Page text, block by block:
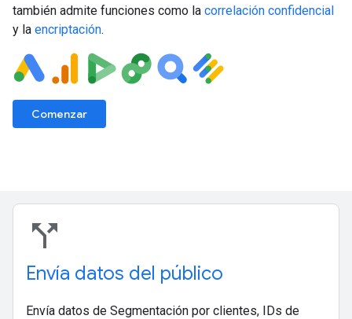
también admite funciones como la correlación confidencial
y la encriptación.
Comenzar
call_split
Envía datos del público
Envía datos de Segmentación por clientes, IDs de